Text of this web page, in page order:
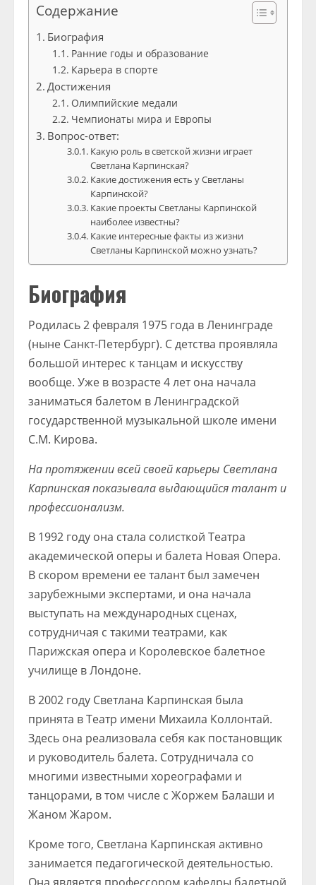
Содержание
Биография
Ранние годы и образование
Карьера в спорте
Достижения
Олимпийские медали
Чемпионаты мира и Европы
Вопрос-ответ:
Какую роль в светской жизни играет
Светлана Карпинская?
Какие достижения есть у Светланы
Карпинской?
Какие проекты Светланы Карпинской
наиболее известны?
Какие интересные факты из жизни
Светланы Карпинской можно узнать?
Биография
Родилась 2 февраля 1975 года в Ленинграде
(ныне Санкт-Петербург). С детства проявляла
большой интерес к танцам и искусству
вообще. Уже в возрасте 4 лет она начала
заниматься балетом в Ленинградской
государственной музыкальной школе имени
С.М. Кирова.
На протяжении всей своей карьеры Светлана
Карпинская показывала выдающийся талант и
профессионализм.
В 1992 году она стала солисткой Театра
академической оперы и балета Новая Опера.
В скором времени ее талант был замечен
зарубежными экспертами, и она начала
выступать на международных сценах,
сотрудничая с такими театрами, как
Парижская опера и Королевское балетное
училище в Лондоне.
В 2002 году Светлана Карпинская была
принята в Театр имени Михаила Коллонтай.
Здесь она реализовала себя как постановщик
и руководитель балета. Сотрудничала со
многими известными хореографами и
танцорами, в том числе с Жоржем Балаши и
Жаном Жаром.
Кроме того, Светлана Карпинская активно
занимается педагогической деятельностью.